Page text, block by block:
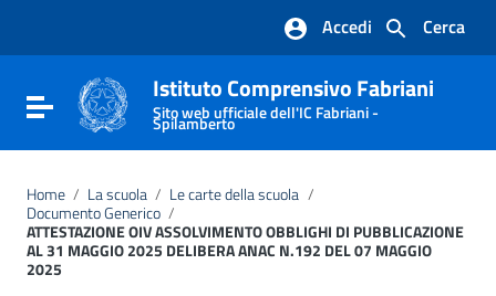
Vai al footer
Cerca
Accedi
Attiva / disattiva la navigazione
Istituto Comprensivo Fabriani
Sito web ufficiale dell'IC Fabriani -
Spilamberto
Home / La scuola / Le carte della scuola /
Documento Generico /
ATTESTAZIONE OIV ASSOLVIMENTO OBBLIGHI DI PUBBLICAZIONE
AL 31 MAGGIO 2025 DELIBERA ANAC N.192 DEL 07 MAGGIO
2025